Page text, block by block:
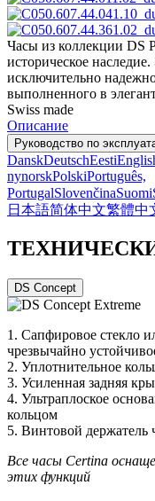
Часы из коллекции DS
историческое
исключительно
выполненного в
Swiss made
Описание
Руководство по
DanskDeutschEesti
nynorskPolskiPortuguês,
PortugalSlovenčinaSuomi
日本語简体中文繁體中
DS Concept
1. Сапфировое стекло
чрезвычайно
2. Уплотнительное
3. Усиленная задняя
4. Ультраплоское
кольцом
5. Винтовой держатель
Все часы Certina
этих функций